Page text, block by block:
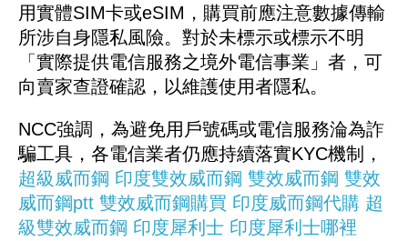
用實體SIM卡或eSIM，購買前應注意數據傳輸
所涉自身隱私風險。對於未標示或標示不明
「實際提供電信服務之境外電信事業」者，可
向賣家查證確認，以維護使用者隱私。
NCC強調，為避免用戶號碼或電信服務淪為詐
騙工具，各電信業者仍應持續落實KYC機制，
超級威而鋼 印度雙效威而鋼 雙效威而鋼 雙效
威而鋼ptt 雙效威而鋼購買 印度威而鋼代購 超
級雙效威而鋼 印度犀利士 印度犀利士哪裡